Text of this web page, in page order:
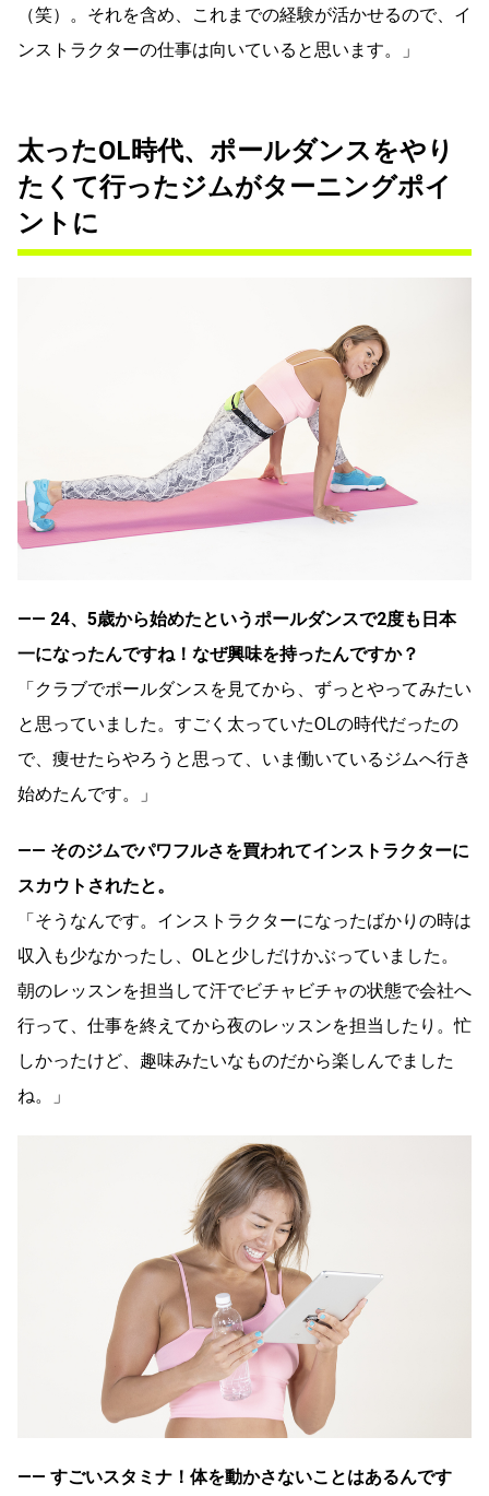
（笑）。それを含め、これまでの経験が活かせるので、イ
ンストラクターの仕事は向いていると思います。」
太ったOL時代、ポールダンスをやり
たくて行ったジムがターニングポイ
ントに
―― 24、5歳から始めたというポールダンスで2度も日本
一になったんですね！なぜ興味を持ったんですか？
「クラブでポールダンスを見てから、ずっとやってみたい
と思っていました。すごく太っていたOLの時代だったの
で、痩せたらやろうと思って、いま働いているジムへ行き
始めたんです。」
―― そのジムでパワフルさを買われてインストラクターに
スカウトされたと。
「そうなんです。インストラクターになったばかりの時は
収入も少なかったし、OLと少しだけかぶっていました。
朝のレッスンを担当して汗でビチャビチャの状態で会社へ
行って、仕事を終えてから夜のレッスンを担当したり。忙
しかったけど、趣味みたいなものだから楽しんでました
ね。」
―― すごいスタミナ！体を動かさないことはあるんです